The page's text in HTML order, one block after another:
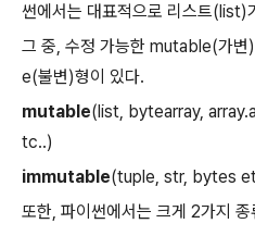
썬에서는 대표적으로 리스트(list)
그 중, 수정 가능한 mutable(가
e(불변)형이 있다.
mutable(list, bytearray,
tc..)
immutable(tuple, str, bytes
또한, 파이썬에서는 크게 2가지